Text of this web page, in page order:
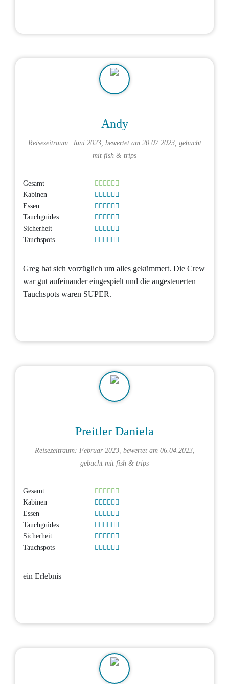
Andy
Reisezeitraum: Juni 2023, bewertet am 20.07.2023, gebucht
mit fish & trips
Gesamt
Kabinen
Essen
Tauchguides
Sicherheit
Tauchspots
Greg hat sich vorzüglich um alles gekümmert. Die Crew
war gut aufeinander eingespielt und die angesteuerten
Tauchspots waren SUPER.
Preitler Daniela
Reisezeitraum: Februar 2023, bewertet am 06.04.2023,
gebucht mit fish & trips
Gesamt
Kabinen
Essen
Tauchguides
Sicherheit
Tauchspots
ein Erlebnis